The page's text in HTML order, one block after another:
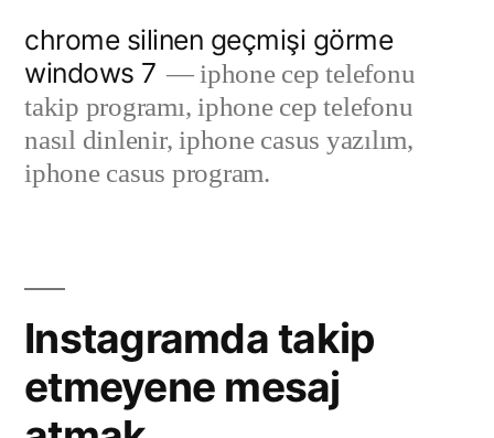
content
chrome silinen geçmişi görme
windows 7
iphone cep telefonu
takip programı, iphone cep telefonu
nasıl dinlenir, iphone casus yazılım,
iphone casus program.
Instagramda takip
etmeyene mesaj